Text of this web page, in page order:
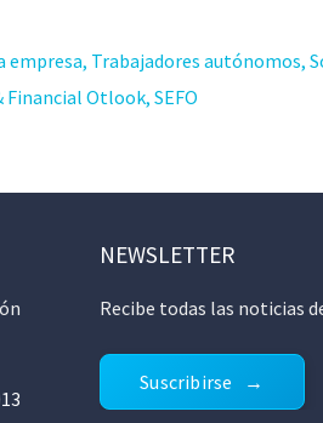
empresa, Trabajadores
Otlook, SEFO
NEWSLETTER
Recibe todas las noticias
Suscribirse